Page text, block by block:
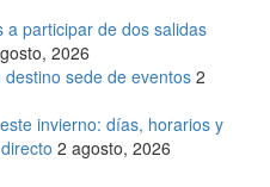
a participar de dos salidas
2026
sede de eventos 2
invierno: días, horarios y
2 agosto, 2026